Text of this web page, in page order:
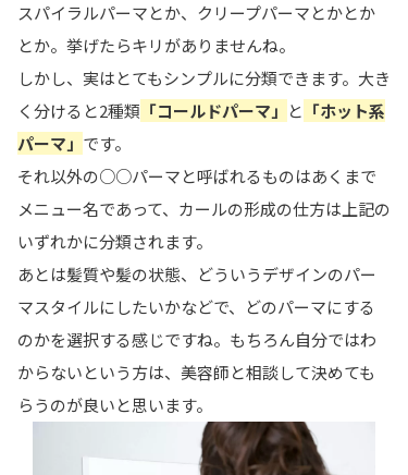
スパイラルパーマとか、クリープパーマとかとか
とか。挙げたらキリがありませんね。
しかし、実はとてもシンプルに分類できます。大き
く分けると2種類 「コールドパーマ」 と 「ホット系
パーマ」 です。
それ以外の○○パーマと呼ばれるものはあくまで
メニュー名であって、カールの形成の仕方は上記の
いずれかに分類されます。
あとは髪質や髪の状態、どういうデザインのパー
マスタイルにしたいかなどで、どのパーマにする
のかを選択する感じですね。もちろん自分ではわ
からないという方は、美容師と相談して決めても
らうのが良いと思います。